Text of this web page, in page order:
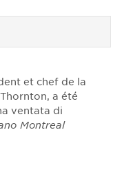
et chef de la
a été
ventata di
Montreal